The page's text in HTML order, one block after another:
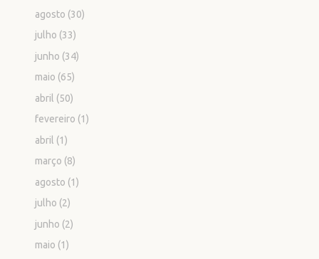
agosto (30)
julho (33)
junho (34)
maio (65)
abril (50)
fevereiro (1)
abril (1)
março (8)
agosto (1)
julho (2)
junho (2)
maio (1)